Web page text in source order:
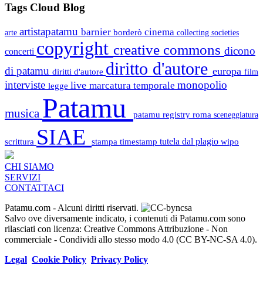
Tags Cloud Blog
arte artistapatamu barnier borderò cinema collecting societies
concerti copyright creative commons dicono
di patamu diritti d'autore diritto d'autore europa film
interviste legge live marcatura temporale monopolio
musica Patamu patamu registry roma sceneggiatura
scrittura SIAE stampa timestamp tutela dal plagio wipo
CHI SIAMO
SERVIZI
CONTATTACI
Patamu.com - Alcuni diritti riservati.
Salvo ove diversamente indicato, i contenuti di Patamu.com sono
rilasciati con licenza: Creative Commons Attribuzione - Non
commerciale - Condividi allo stesso modo 4.0 (CC BY-NC-SA 4.0).
Legal Cookie Policy Privacy Policy